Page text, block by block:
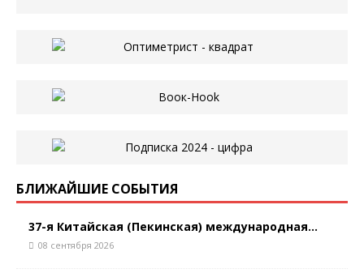
БЛИЖАЙШИЕ СОБЫТИЯ
37-я Китайская (Пекинская) международная...
08 сентября 2026